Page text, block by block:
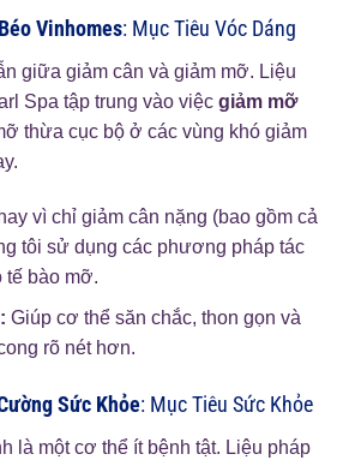
Vinhomes: Mục Tiêu Vóc Dáng
giữa giảm cân và giảm mỡ. Liệu
Spa tập trung vào việc giảm mỡ
thừa cục bộ ở các vùng khó giảm
vì chỉ giảm cân nặng (bao gồm cả
tôi sử dụng các phương pháp tác
tế bào mỡ.
Giúp cơ thể săn chắc, thon gọn và
rõ nét hơn.
Sức Khỏe: Mục Tiêu Sức Khỏe
là một cơ thể ít bệnh tật. Liệu pháp